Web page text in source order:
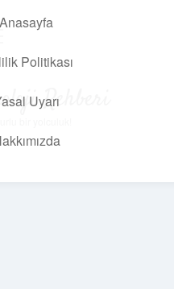
Anasayfa
Politikası
Uyarı
Rehberi